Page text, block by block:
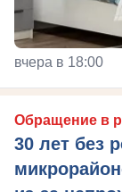
вчера в 18:00
Обращение в
30 лет без